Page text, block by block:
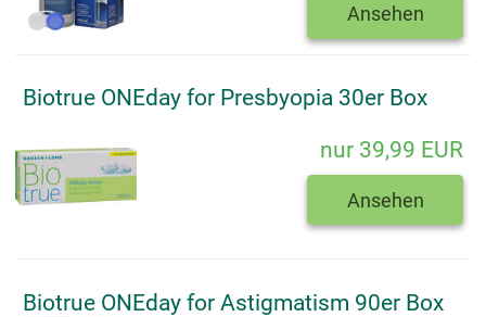
Ansehen
Biotrue ONEday for Presbyopia 30er Box
nur 39,99 EUR
Ansehen
Biotrue ONEday for Astigmatism 90er Box